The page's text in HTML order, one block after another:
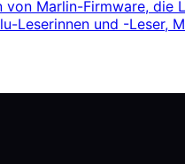
von Marlin-Firmware,
Leserinnen und -Leser,